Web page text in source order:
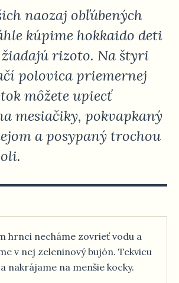
naozaj obľúbených
kúpime hokkaido deti
rizoto. Na štyri
polovica priemernej
môžete upiecť
mesiačiky, pokvapkaný
a posypaný trochou
hrnci necháme zovrieť vodu a
v nej zeleninový bujón. Tekvicu
nakrájame na menšie kocky.